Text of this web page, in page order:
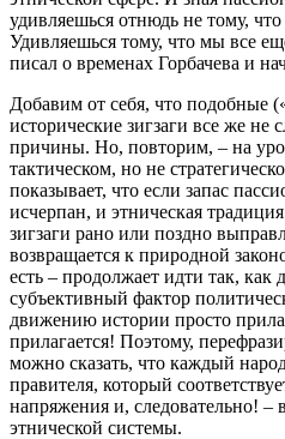
удивляешься отнюдь не тому,
Удивляешься тому, что мы все
писал о временах Горбачева и
Добавим от себя, что подобные
исторические зигзаги все же
причины. Но, повторим, – на
тактическом, но не
показывает, что если запас
исчерпан, и этническая
зигзаги рано или поздно
возвращается к природной
есть – продолжает идти так,
субъективный фактор
движению истории просто
прилагается! Поэтому,
можно сказать, что каждый
правителя, который
напряжения и, следовательно! –
этнической системы.